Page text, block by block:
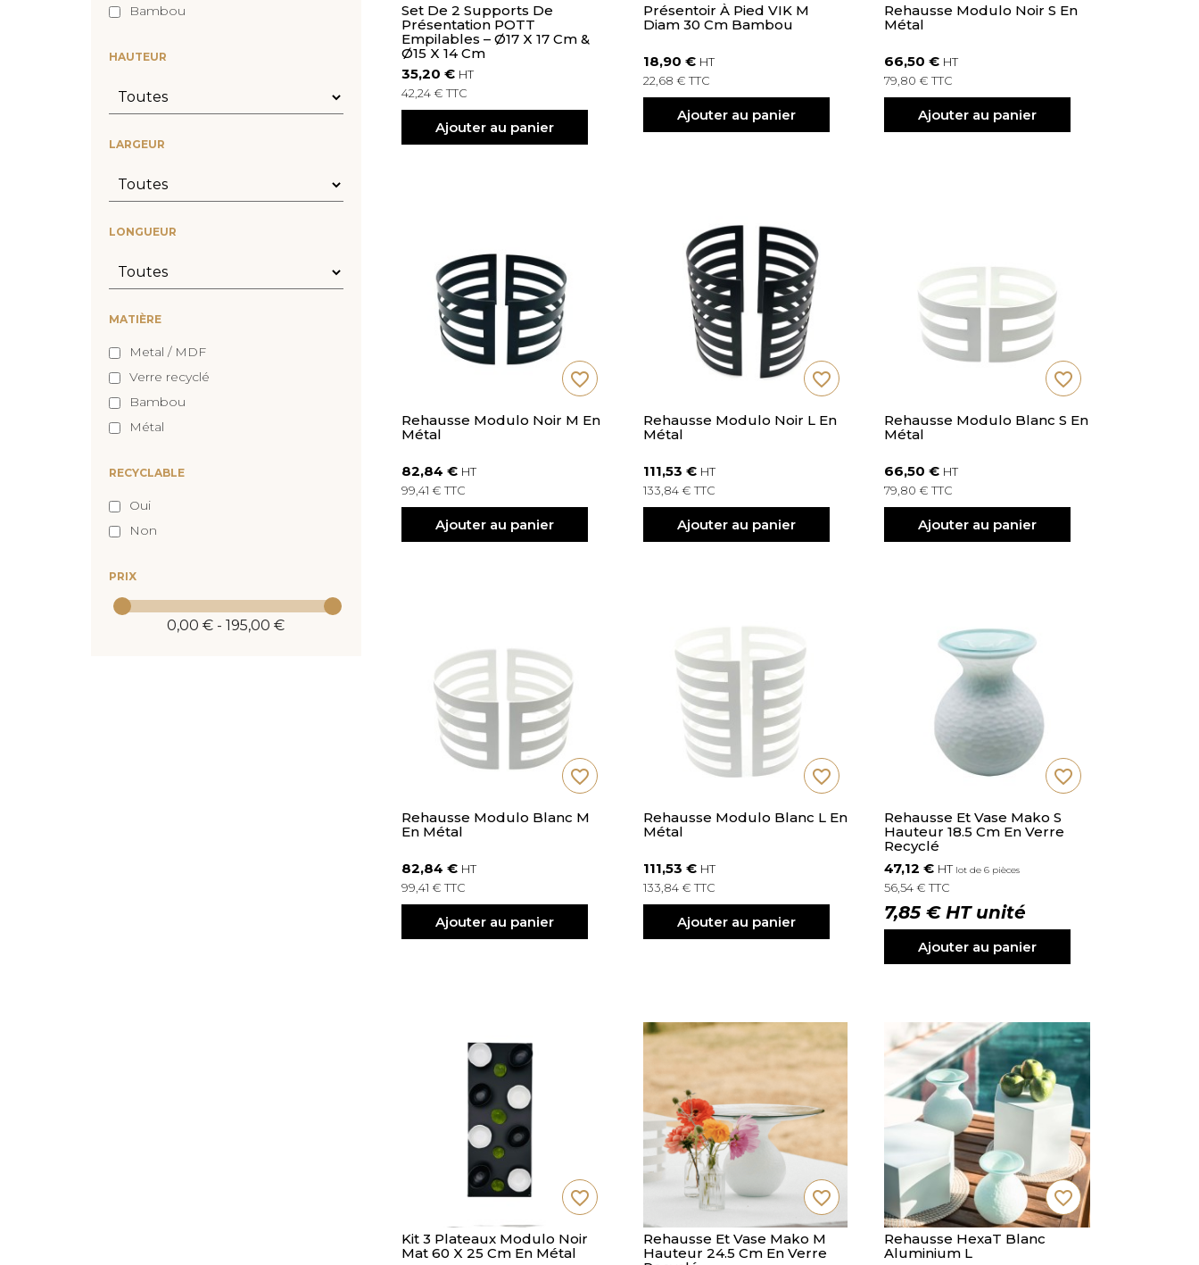
Bambou
HAUTEUR
LARGEUR
LONGUEUR
MATIÈRE
Metal / MDF
Verre recyclé
Bambou
Métal
RECYCLABLE
Oui
Non
PRIX
0,00 € - 195,00 €
Set De 2 Supports De
Présentation POTT
Empilables – Ø17 X 17 Cm &
Ø15 X 14 Cm
35,20 € HT
42,24 € TTC
Ajouter au panier
Présentoir À Pied VIK M
Diam 30 Cm Bambou
18,90 € HT
22,68 € TTC
Ajouter au panier
Rehausse Modulo Noir S En
Métal
66,50 € HT
79,80 € TTC
Ajouter au panier
Rehausse Modulo Noir M En
Métal
82,84 € HT
99,41 € TTC
Ajouter au panier
favorite_border
Rehausse Modulo Noir L En
Métal
111,53 € HT
133,84 € TTC
Ajouter au panier
favorite_border
Rehausse Modulo Blanc S En
Métal
66,50 € HT
79,80 € TTC
Ajouter au panier
favorite_border
Rehausse Modulo Blanc M
En Métal
82,84 € HT
99,41 € TTC
Ajouter au panier
favorite_border
Rehausse Modulo Blanc L En
Métal
111,53 € HT
133,84 € TTC
Ajouter au panier
favorite_border
Rehausse Et Vase Mako S
Hauteur 18.5 Cm En Verre
Recyclé
47,12 € HT lot de 6 pièces
56,54 € TTC
7,85 € HT unité
Ajouter au panier
favorite_border
Kit 3 Plateaux Modulo Noir
Mat 60 X 25 Cm En Métal
favorite_border
Rehausse Et Vase Mako M
Hauteur 24.5 Cm En Verre
favorite_border
Rehausse HexaT Blanc
Aluminium L
favorite_border